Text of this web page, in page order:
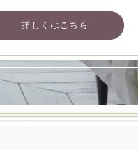
詳しくはこちら